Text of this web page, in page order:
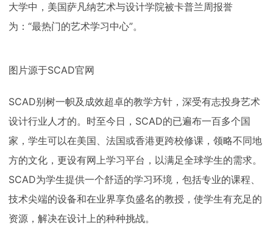
大学中，美国萨凡纳艺术与设计学院被卡普兰周报誉
为：“最热门的艺术学习中心”。
图片源于SCAD官网
SCAD别树一帜及成效超卓的教学方针，深受有志投身艺术
设计行业人才的。时至今日，SCAD的已遍布一百多个国
家，学生可以在美国、法国或香港更跨校修课，领略不同地
方的文化，更设有网上学习平台，以满足全球学生的需求。
SCAD为学生提供一个舒适的学习环境，包括专业的课程、
技术尖端的设备和在业界享负盛名的教授，使学生有充足的
资源，解决在设计上的种种挑战。